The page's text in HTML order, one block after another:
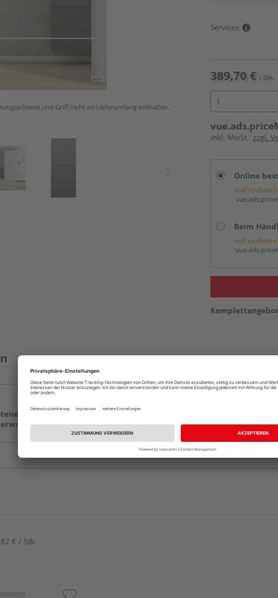
und Griff nicht im Lieferumfang enthalten,
Services
389,70 € / Stk.
inkl. MwSt. zzgl.
Online
Auf
Beim
Auf
Produkt handelt es sich nur um ein Türblatt, die dazu passende
werden, sofern nicht bereits vorhanden. Ihr HolzLand-
€ / Stk.